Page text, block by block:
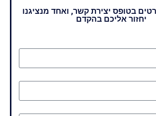
בטופס יצירת קשר, ואחד מנציגנו
יחזור אליכם בהקדם